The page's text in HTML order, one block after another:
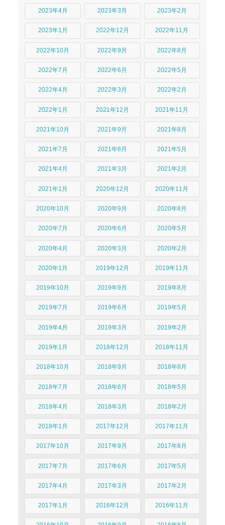
2023年4月 2023年3月 2023年2月
2023年1月 2022年12月 2022年11月
2022年10月 2022年9月 2022年8月
2022年7月 2022年6月 2022年5月
2022年4月 2022年3月 2022年2月
2022年1月 2021年12月 2021年11月
2021年10月 2021年9月 2021年8月
2021年7月 2021年6月 2021年5月
2021年4月 2021年3月 2021年2月
2021年1月 2020年12月 2020年11月
2020年10月 2020年9月 2020年8月
2020年7月 2020年6月 2020年5月
2020年4月 2020年3月 2020年2月
2020年1月 2019年12月 2019年11月
2019年10月 2019年9月 2019年8月
2019年7月 2019年6月 2019年5月
2019年4月 2019年3月 2019年2月
2019年1月 2018年12月 2018年11月
2018年10月 2018年9月 2018年8月
2018年7月 2018年6月 2018年5月
2018年4月 2018年3月 2018年2月
2018年1月 2017年12月 2017年11月
2017年10月 2017年9月 2017年8月
2017年7月 2017年6月 2017年5月
2017年4月 2017年3月 2017年2月
2017年1月 2016年12月 2016年11月